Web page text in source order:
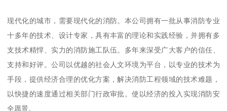
现代化的城市，需要现代化的消防。本公司拥有一批从事消防专业
十多年的技术、设计专家，具有丰富的理论和实践经验，并拥有多
支技术精悍、实力的消防施工队伍。多年来深受广大客户的信任、
支持和好评。公司以优越的社会人文环境为平台，以专业的技术为
手段，提供经济合理的优化方案，解决消防工程领域的技术难题，
以快捷的速度通过相关部门行政审批。使以经济的投入实现消防安
全愿景。